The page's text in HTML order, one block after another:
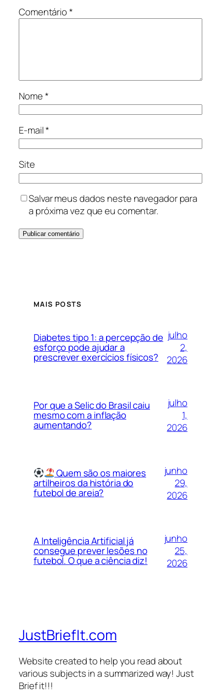
Comentário*
Nome*
E-mail*
Site
Salvar meus dados neste navegador para
a próxima vez que eu comentar.
MAIS POSTS
Diabetes tipo 1: a percepção de
esforço pode ajudar a
prescrever exercícios físicos?
julho
2,
2026
Por que a Selic do Brasil caiu
mesmo com a inflação
aumentando?
julho
1,
2026
Quem são os maiores
artilheiros da história do
futebol de areia?
junho
29,
2026
A Inteligência Artificial já
consegue prever lesões no
futebol. O que a ciência diz!
junho
25,
2026
JustBriefIt.com
Website created to help you read about
various subjects in a summarized way! Just
Brief it!!!